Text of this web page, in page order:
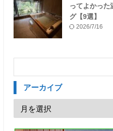
ってよかった
グ【9選】
2026/7/16
アーカイブ